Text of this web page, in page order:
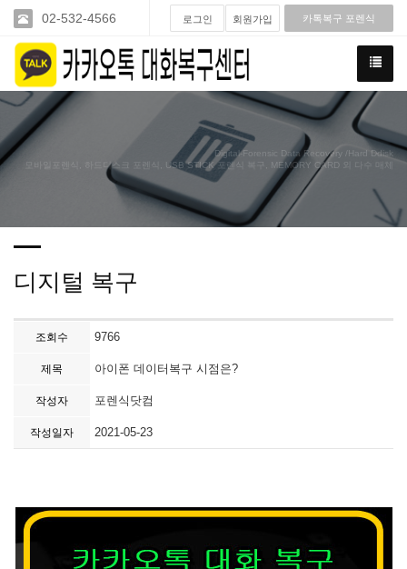
02-532-4566 로그인 회원가입 카톡복구 포렌식
Digital-Forensic Data Recovery /Hard Ddisk
모바일포렌식, 하드디스크 포렌식, USB STICK 포렌식 복구, MEMORY CARD 외 다수 매체
디지털 복구
조회수 9766
제목 아이폰 데이터복구 시점은?
작성자 포렌식닷컴
작성일자 2021-05-23